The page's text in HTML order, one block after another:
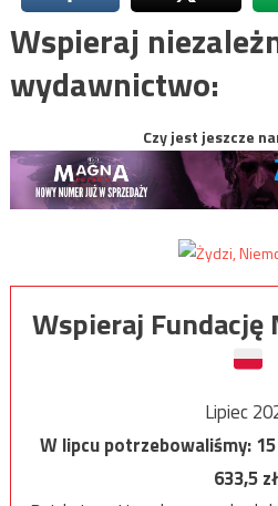
Wspieraj
wydawnictwo:
Czy jest jeszcze
Wspieraj Fundację
Lipiec
W lipcu potrzebowaliśmy:
633,5